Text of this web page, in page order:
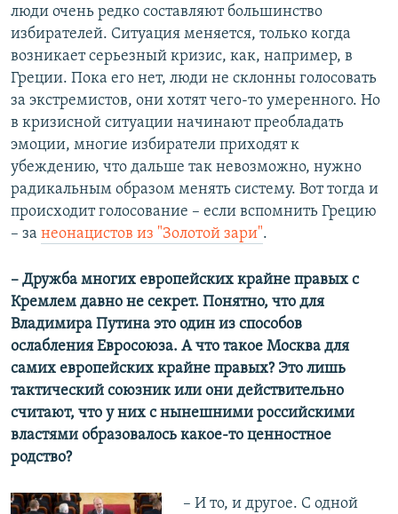
люди очень редко составляют большинство
избирателей. Ситуация меняется, только когда
возникает серьезный кризис, как, например, в
Греции. Пока его нет, люди не склонны голосовать
за экстремистов, они хотят чего-то умеренного. Но
в кризисной ситуации начинают преобладать
эмоции, многие избиратели приходят к
убеждению, что дальше так невозможно, нужно
радикальным образом менять систему. Вот тогда и
происходит голосование – если вспомнить Грецию
– за неонацистов из "Золотой зари".
– Дружба многих европейских крайне правых с
Кремлем давно не секрет. Понятно, что для
Владимира Путина это один из способов
ослабления Евросоюза. А что такое Москва для
самих европейских крайне правых? Это лишь
тактический союзник или они действительно
считают, что у них с нынешними российскими
властями образовалось какое-то ценностное
родство?
– И то, и другое. С одной